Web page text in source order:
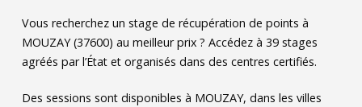
Vous recherchez un stage de récupération de points à
MOUZAY (37600) au meilleur prix ? Accédez à 39stages
agréés par l’État et organisés dans des centres certifiés.
Des sessions sont disponibles à MOUZAY, dans les villes